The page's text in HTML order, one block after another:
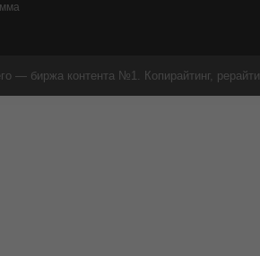
— биржа контента №1. Копирайтинг,